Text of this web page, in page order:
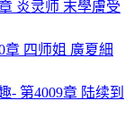
炎灵师 末學膚受
章 四师姐 廣夏細
- 第4009章 陆续到